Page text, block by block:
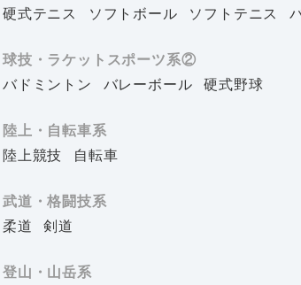
硬式テニス
ソフトボール ソフトテニス
球技・ラケットスポーツ系②
バドミントン
バレーボール 硬式野球
陸上・自転車系
陸上競技
自転車
武道・格闘技系
柔道
剣道
登山・山岳系